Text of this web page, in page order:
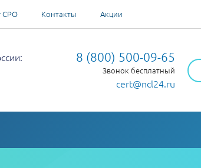
СРО Контакты Акции
8 (800) 500-09-65
Звонок бесплатный
cert@ncl24.ru